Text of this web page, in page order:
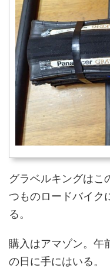
グラベルキングはこ
つものロードバイク
る。
購入はアマゾン。午
の日に手にはいる。